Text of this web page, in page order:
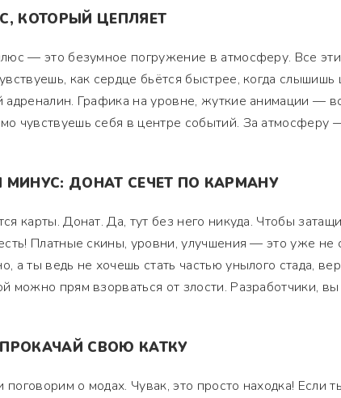
КОТОРЫЙ ЦЕПЛЯЕТ
— это безумное погружение в атмосферу. Все
как сердце бьётся быстрее, когда слышишь
адреналин. Графика на уровне, жуткие анимации —
чувствуешь себя в центре событий. За атмосферу
ДОНАТ СЕЧЕТ ПО КАРМАНУ
карты. Донат. Да, тут без него никуда. Чтобы
Платные скины, уровни, улучшения — это уже не
а ты ведь не хочешь стать частью унылого стада,
можно прям взорваться от злости. Разработчики,
СВОЮ КАТКУ
о модах. Чувак, это просто находка! Если